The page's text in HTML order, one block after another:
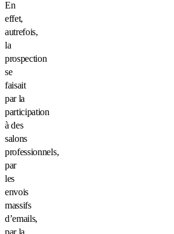
En
effet,
autrefois,
la
prospection
se
faisait
par la
participation
à des
salons
professionnels,
par
les
envois
massifs
d’emails,